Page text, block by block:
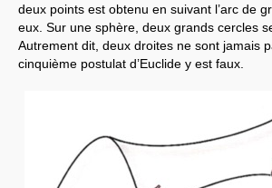
deux points est obtenu en suivant l’arc de
eux. Sur une sphère, deux grands cercles
Autrement dit, deux droites ne sont jamais
cinquième postulat d’Euclide y est faux.